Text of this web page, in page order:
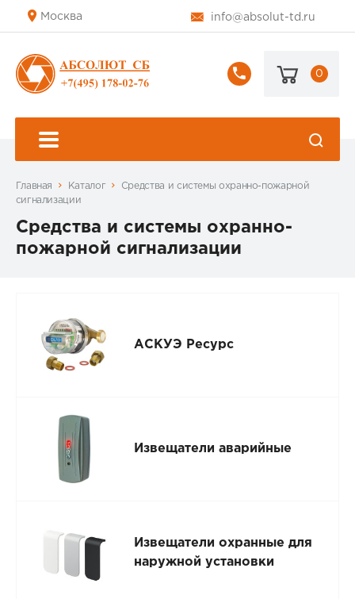
Москва info@absolut-td.ru
+7
178-
0
Главная Каталог
Средства и системы охранно-пожарной
сигнализации
Средства и системы охранно-
пожарной сигнализации
АСКУЭ Ресурс
Извещатели аварийные
Извещатели охранные для
наружной установки